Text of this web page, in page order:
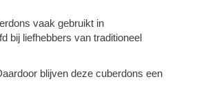
vaak gebruikt in
bij liefhebbers van traditioneel
blijven deze cuberdons een